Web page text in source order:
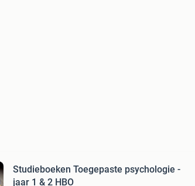
Studieboeken Toegepaste psychologie -
jaar 1 & 2 HBO